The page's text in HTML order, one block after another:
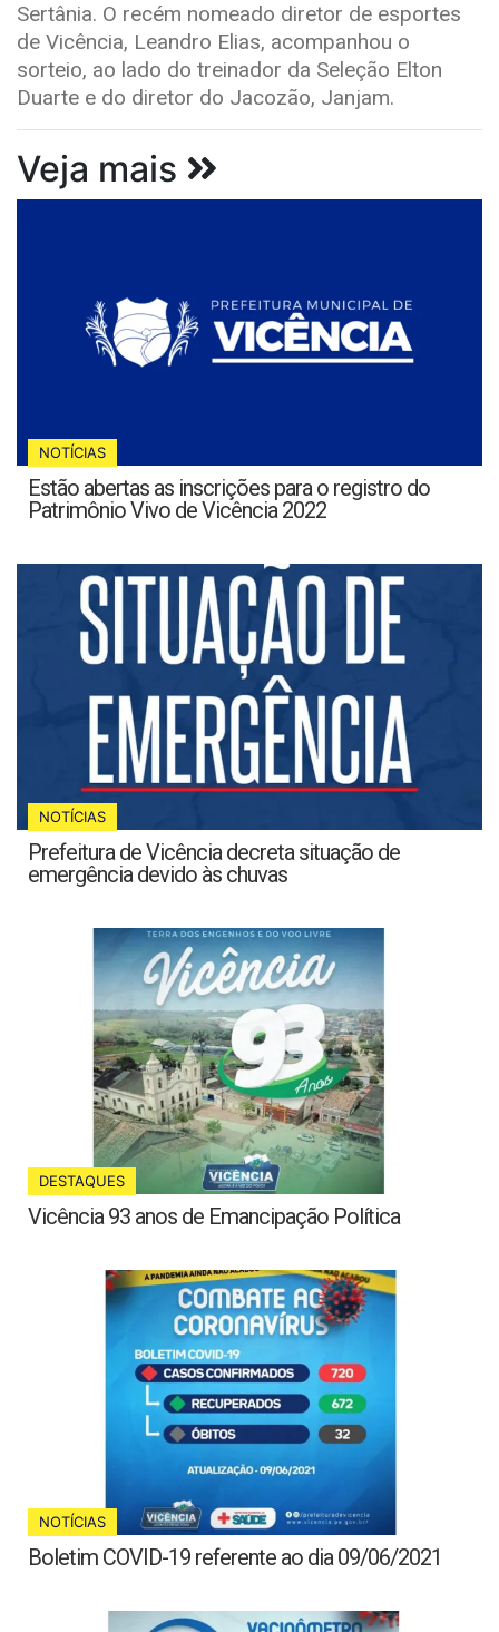
Sertânia. O recém nomeado diretor de esportes
de Vicência, Leandro Elias, acompanhou o
sorteio, ao lado do treinador da Seleção Elton
Duarte e do diretor do Jacozão, Janjam.
Veja mais
NOTÍCIAS
Estão abertas as inscrições para o registro do
Patrimônio Vivo de Vicência 2022
NOTÍCIAS
Prefeitura de Vicência decreta situação de
emergência devido às chuvas
DESTAQUES
Vicência 93 anos de Emancipação Política
NOTÍCIAS
Boletim COVID-19 referente ao dia 09/06/2021